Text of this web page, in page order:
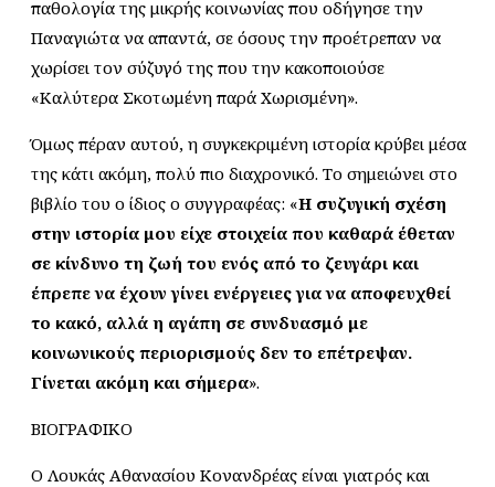
παθολογία της μικρής κοινωνίας που οδήγησε την
Παναγιώτα να απαντά, σε όσους την προέτρεπαν να
χωρίσει τον σύζυγό της που την κακοποιούσε
«Καλύτερα Σκοτωμένη παρά Χωρισμένη».
Όμως πέραν αυτού, η συγκεκριμένη ιστορία κρύβει μέσα
της κάτι ακόμη, πολύ πιο διαχρονικό. Το σημειώνει στο
βιβλίο του ο ίδιος ο συγγραφέας: «Η συζυγική σχέση
στην ιστορία μου είχε στοιχεία που καθαρά έθεταν
σε κίνδυνο τη ζωή του ενός από το ζευγάρι και
έπρεπε να έχουν γίνει ενέργειες για να αποφευχθεί
το κακό, αλλά η αγάπη σε συνδυασμό με
κοινωνικούς περιορισμούς δεν το επέτρεψαν.
Γίνεται ακόμη και σήμερα».
ΒΙΟΓΡΑΦΙΚΟ
Ο Λουκάς Αθανασίου Κονανδρέας είναι γιατρός και